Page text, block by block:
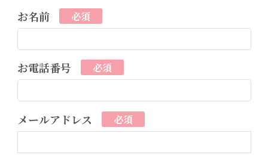
お名前
必須
お電話番号 必須
メールアドレス 必須